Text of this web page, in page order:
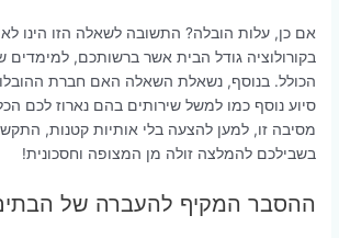
אם כן, עלות הובלה? התשובה לשאלה הזו הינו
בקורולוציה גודל הבית אשר ברשותכם,
הכולל. בנוסף, נשאלת השאלה האם חברת
סיוע נוסף כמו למשל שירותים בהם נארוז לכם
מסיבה זו, למען להצעה בלי אותיות קטנות,
בשבילכם להמלצה זולה מן המצופה וחסכונית!
ההסבר המקיף להעברה של